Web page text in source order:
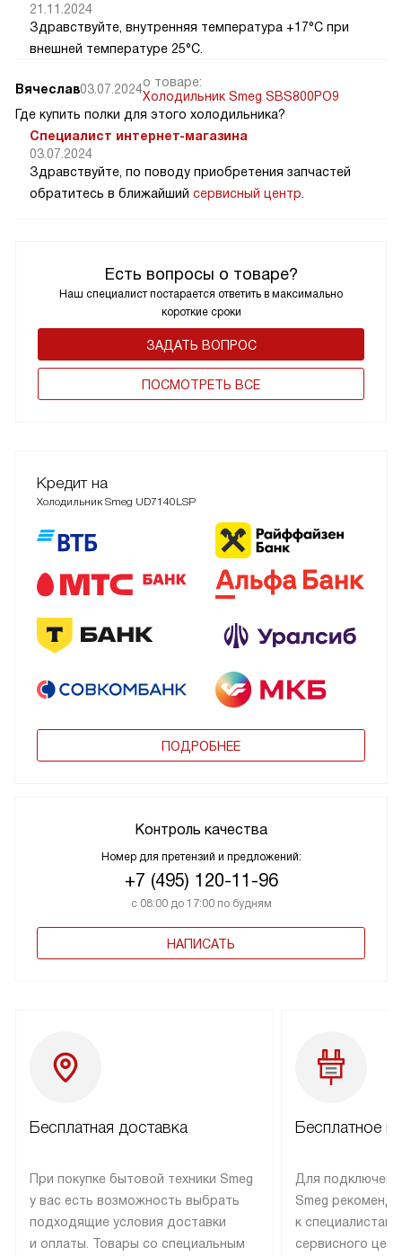
Есть вопросы о товаре?
Наш специалист постарается ответить в максимально
короткие сроки
ЗАДАТЬ ВОПРОС
ПОCМОТРЕТЬ ВСЕ
21.11.2024
Здравствуйте, внутренняя температура +17°C при
внешней температуре 25°C.
Вячеслав03.07.2024о товаре:
Холодильник Smeg SBS800PO9
Где купить полки для этого холодильника?
Специалист интернет-магазина
03.07.2024
Здравствуйте, по поводу приобретения запчастей
обратитесь в ближайший сервисный центр
Кредит на
Холодильник Smeg UD7140LSP
ПОДРОБНЕЕ
Контроль качества
Номер для претензий и предложений:
+7 (495) 120-11-96
с 08:00 до 17:00 по будням
НАПИСАТЬ
Бесплатная доставка
При покупке бытовой техники Smeg
у вас есть возможность выбрать
подходящие условия доставки
и оплаты. Товары со специальным
Бесплатное
Для
Smeg
к специалистам
сервисного